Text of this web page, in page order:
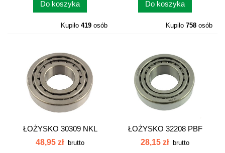
Do koszyka
Kupiło 419 osób
Do koszyka
Kupiło 758 osób
ŁOŻYSKO 30309 NKL
CB024...
48,95 zł
brutto
ŁOŻYSKO 32208 PBF
0002436710...
28,15 zł
brutto